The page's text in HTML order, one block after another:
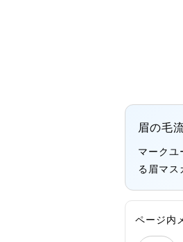
眉の毛
マークユ
る眉マス
ページ内